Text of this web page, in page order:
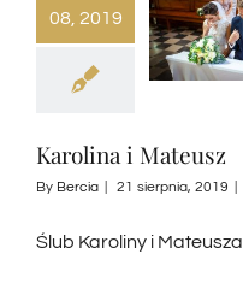
08, 2019
Karolina i Mateusz
By Bercia 21 sierpnia, 2019
Ślub Karoliny i Mateusza